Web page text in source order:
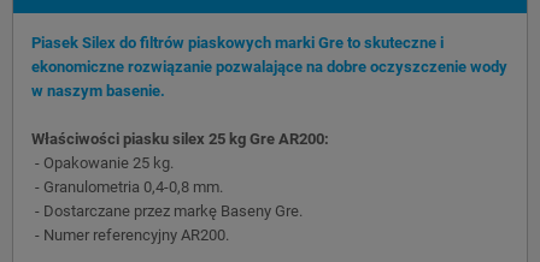
Piasek Silex do filtrów piaskowych marki Gre to skuteczne i
ekonomiczne rozwiązanie pozwalające na dobre oczyszczenie wody
w naszym basenie.
Właściwości piasku silex 25 kg Gre AR200:
- Opakowanie 25 kg.
- Granulometria 0,4-0,8 mm.
- Dostarczane przez markę Baseny Gre.
- Numer referencyjny AR200.